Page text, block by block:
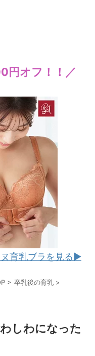
円オフ！！／
育乳ブラを見る▶︎
> 卒乳後の育乳 >
しわになった